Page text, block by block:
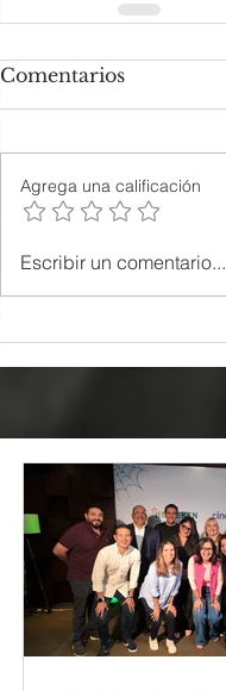
Comentarios
Agrega una calificación
Escribir un comentario...